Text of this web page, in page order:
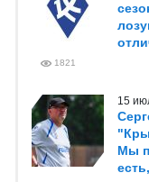
1821
15
Мы